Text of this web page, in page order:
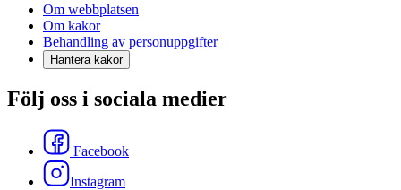
Om webbplatsen
Om kakor
Behandling av personuppgifter
Hantera kakor
Följ oss i sociala medier
Facebook
Instagram